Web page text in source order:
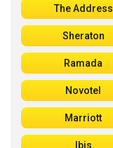
The Address
Sheraton
Ramada
Novotel
Marriott
Ibis